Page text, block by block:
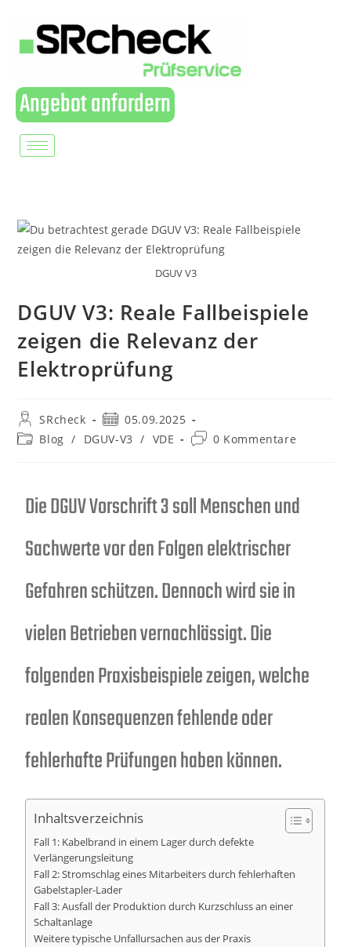
Angebot anfordern
DGUV V3
DGUV V3: Reale Fallbeispiele
zeigen die Relevanz der
Elektroprüfung
SRcheck
05.09.2025
Blog / DGUV-V3 / VDE 0 Kommentare
Die DGUV Vorschrift 3 soll Menschen und
Sachwerte vor den Folgen elektrischer
Gefahren schützen. Dennoch wird sie in
vielen Betrieben vernachlässigt. Die
folgenden Praxisbeispiele zeigen, welche
realen Konsequenzen fehlende oder
fehlerhafte Prüfungen haben können.
Inhaltsverzeichnis
Fall 1: Kabelbrand in einem Lager durch defekte
Verlängerungsleitung
Fall 2: Stromschlag eines Mitarbeiters durch fehlerhaften
Gabelstapler-Lader
Fall 3: Ausfall der Produktion durch Kurzschluss an einer
Schaltanlage
Weitere typische Unfallursachen aus der Praxis